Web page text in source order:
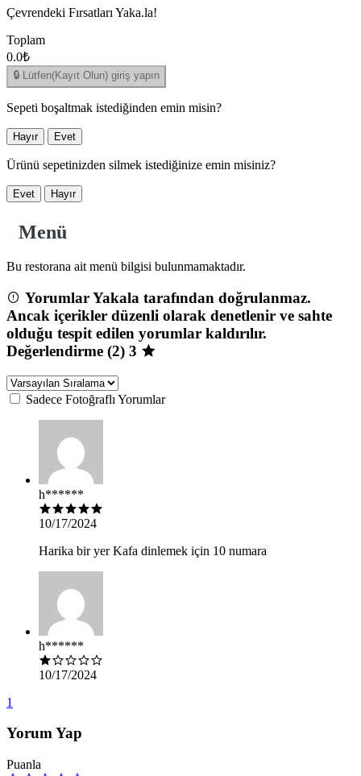
Çevrendeki Fırsatları Yaka.la!
Toplam
0.0₺
🔒 Lütfen(Kayıt Olun) giriş yapın
Sepeti boşaltmak istediğinden emin misin?
Hayır Evet
Ürünü sepetinizden silmek istediğinize emin misiniz?
Evet Hayır
Menü
Bu restorana ait menü bilgisi bulunmamaktadır.
Yorumlar Yakala tarafından doğrulanmaz.
Ancak içerikler düzenli olarak denetlenir ve sahte
olduğu tespit edilen yorumlar kaldırılır.
Değerlendirme (2) 3
Sadece Fotoğraflı Yorumlar
h******
10/17/2024
Harika bir yer Kafa dinlemek için 10 numara
h******
10/17/2024
1
Yorum Yap
Puanla